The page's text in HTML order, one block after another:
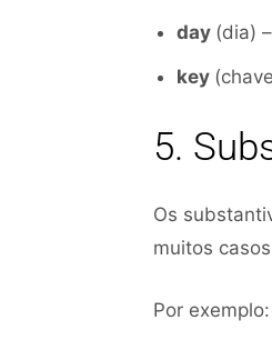
day (dia) –
key
5.
Os
muitos
Por exemplo: